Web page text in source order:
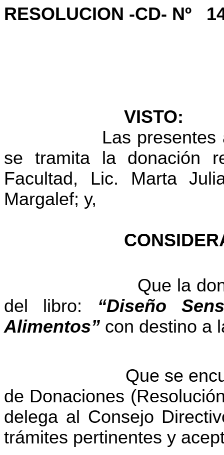
RESOLUCION -CD- Nº
VISTO:
Las
se tramita la donación
Facultad, Lic. Marta
Margalef; y,
Que la
del libro: “Diseño
Alimentos” con destino a
Que se
de Donaciones
delega al Consejo
trámites pertinentes y